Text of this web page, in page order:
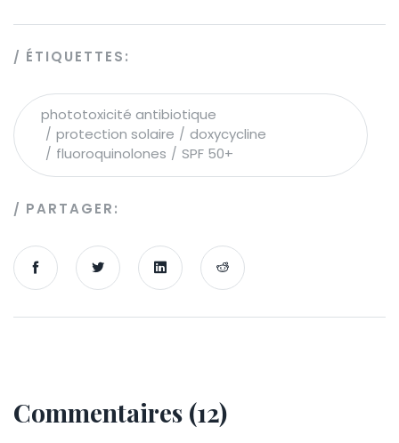
ÉTIQUETTES:
phototoxicité antibiotique
protection solaire
doxycycline
fluoroquinolones
SPF 50+
PARTAGER:
Commentaires (12)